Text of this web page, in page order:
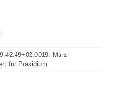
19. März
für Präsidium